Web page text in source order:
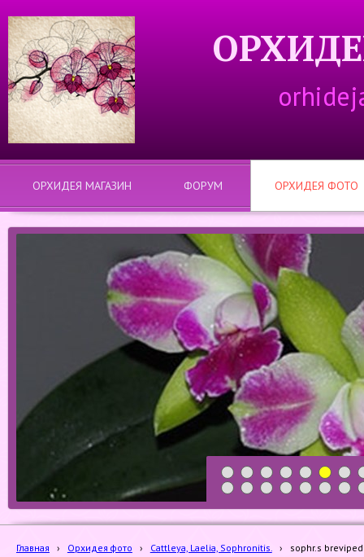
ОРХИДЕЯ МАГАЗИН ФОРУМ ОРХИДЕЯ ФОТО
1 2 3 4 5 6 7
8
19 20 21 22 23 24 25
Главная › Орхидея фото › Cattleya, Laelia, Sophronitis. › sophr.s